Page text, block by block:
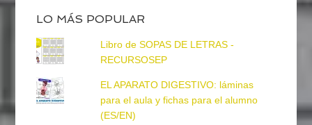
LO MÁS POPULAR
Libro de SOPAS DE LETRAS -
RECURSOSEP
EL APARATO DIGESTIVO: láminas
para el aula y fichas para el alumno
(ES/EN)